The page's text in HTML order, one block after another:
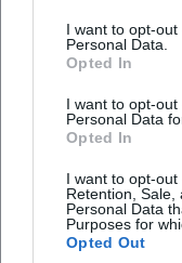
I want to opt-
Personal Data.
Opted In
I want to opt-
Personal Data
Opted In
I want to opt-out
Retention, Sale,
Personal Data
Purposes for
Opted Out
filmische Formen
Komposition,
Buchseite.
medien.de/autor/
utm_source=openai))
Kehlmann
Medien und war als
Universitäten tätig –